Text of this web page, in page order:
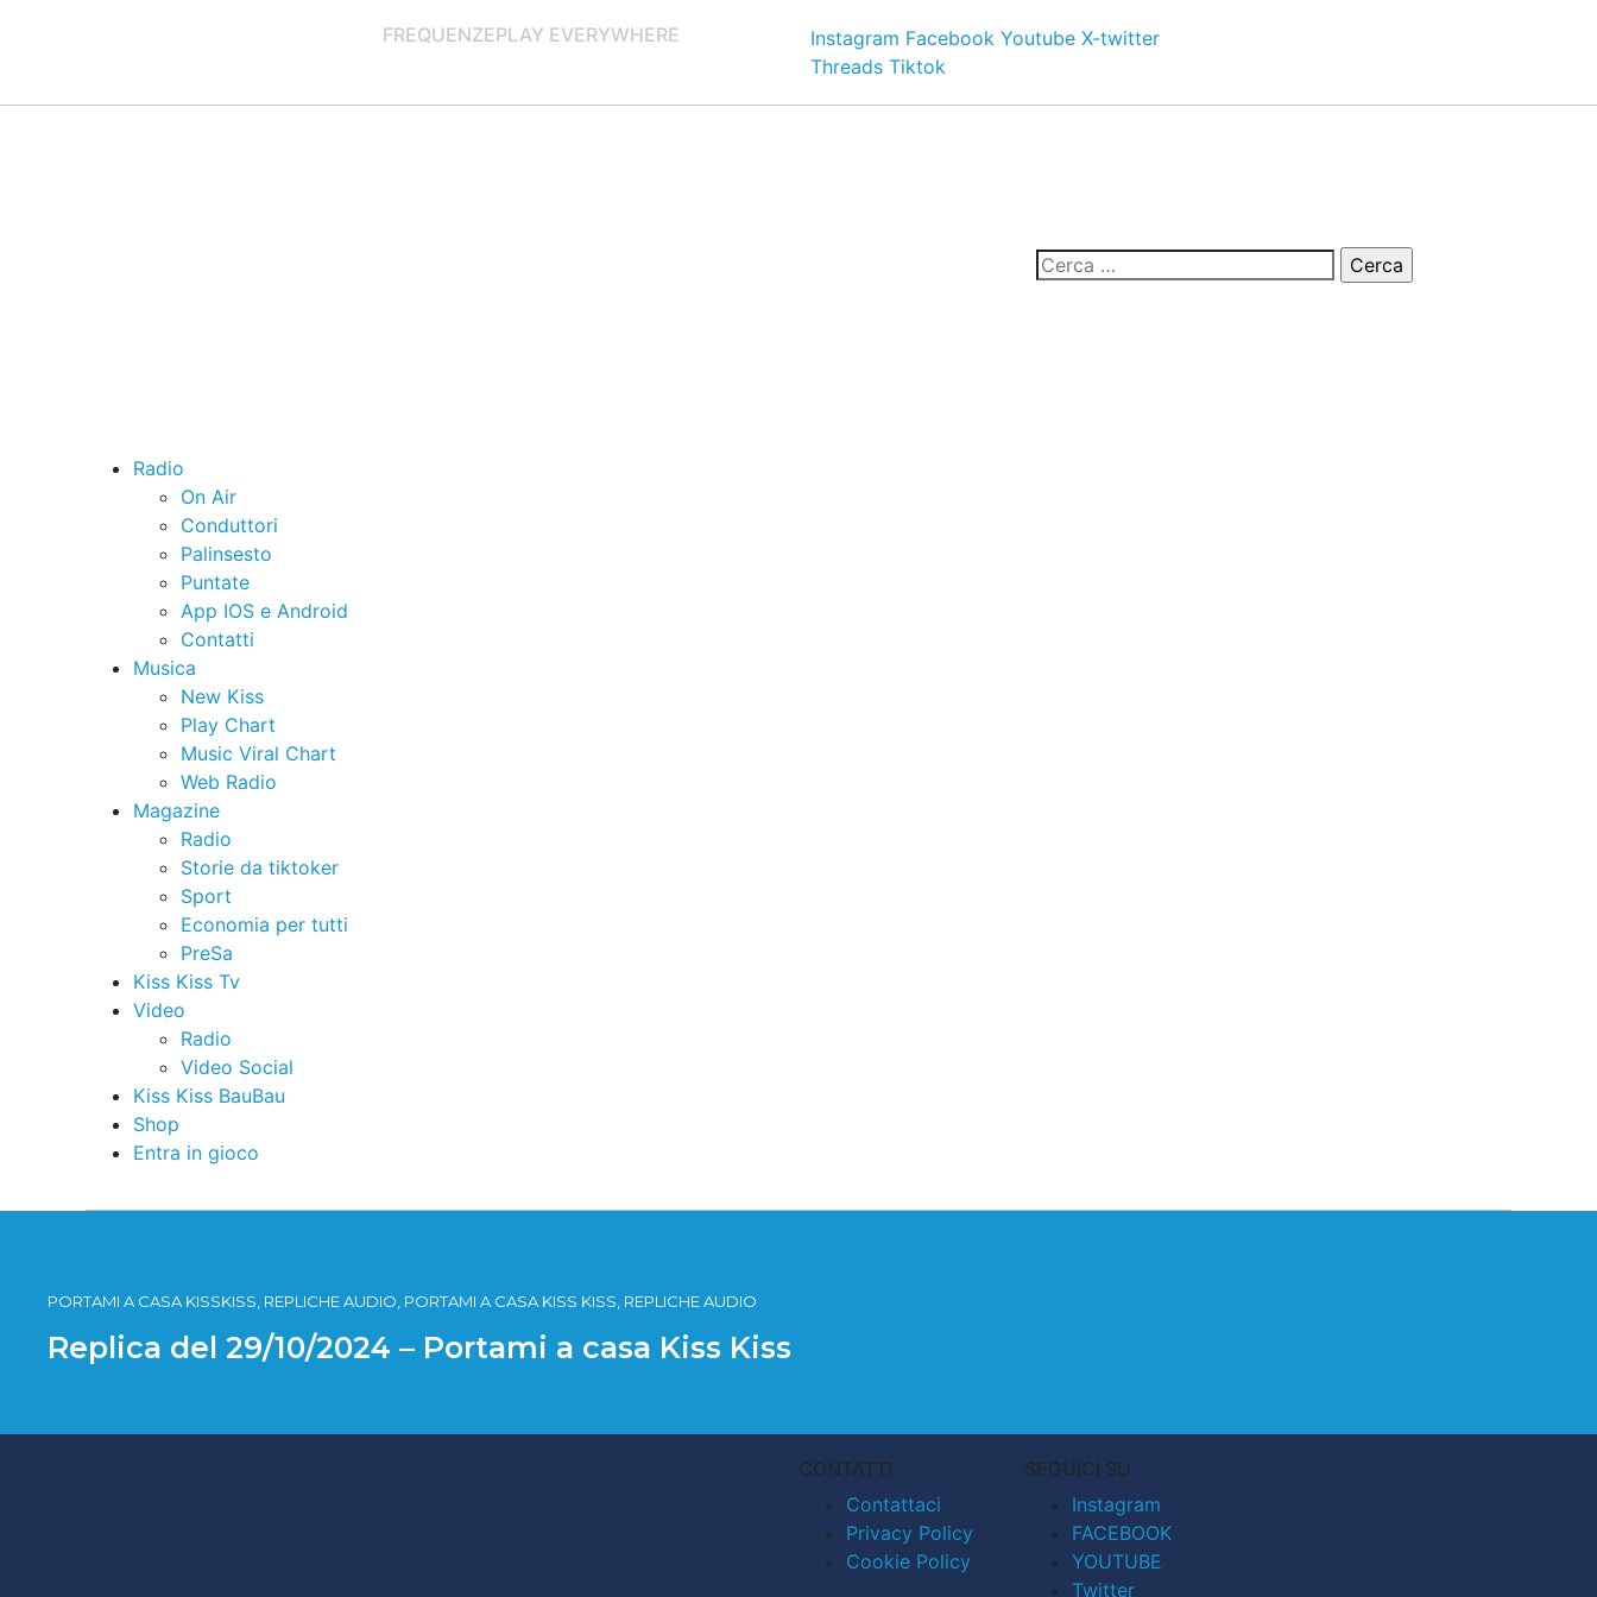
FREQUENZEPLAY EVERYWHERE Instagram Facebook Youtube X-twitter
Threads Tiktok
Radio
On Air
Conduttori
Palinsesto
Puntate
App IOS e Android
Contatti
Musica
New Kiss
Play Chart
Music Viral Chart
Web Radio
Magazine
Radio
Storie da tiktoker
Sport
Economia per tutti
PreSa
Kiss Kiss Tv
Video
Radio
Video Social
Kiss Kiss BauBau
Shop
Entra in gioco
PORTAMI A CASA KISSKISS, REPLICHE AUDIO, PORTAMI A CASA KISS KISS, REPLICHE AUDIO
Replica del 29/10/2024 – Portami a casa Kiss Kiss
CONTATTI
Contattaci
Privacy Policy
Cookie Policy
SEGUICI SU
Instagram
FACEBOOK
YOUTUBE
Twitter